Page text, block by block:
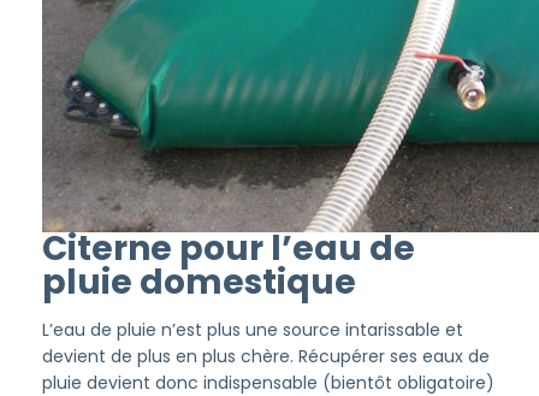
Citerne pour l’eau de
pluie domestique
L’eau de pluie n’est plus une source intarissable et
devient de plus en plus chère. Récupérer ses eaux de
pluie devient donc indispensable (bientôt obligatoire)